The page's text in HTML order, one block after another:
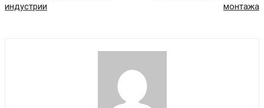
индустрии
монтажа